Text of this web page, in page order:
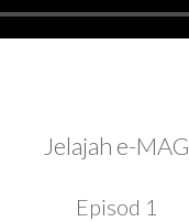
Jelajah e-MAG
Episod 1